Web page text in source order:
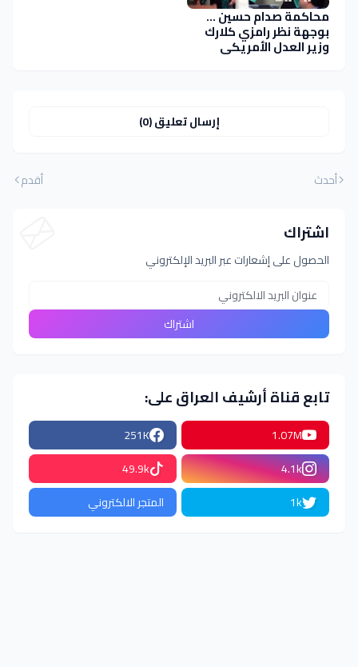
محاكمة صدام حسين ...
بوجهة نظر رامزي كلارك
وزير العدل الأمريكي
الأسبق
إرسال تعليق (0)
أحدث أقدم
اشتراك
الحصول على إشعارات عبر البريد الإلكتروني
تابع قناة أرشيف العراق على:
1.07M
251K
4.1k
49.9k
1k
المتجر الالكتروني